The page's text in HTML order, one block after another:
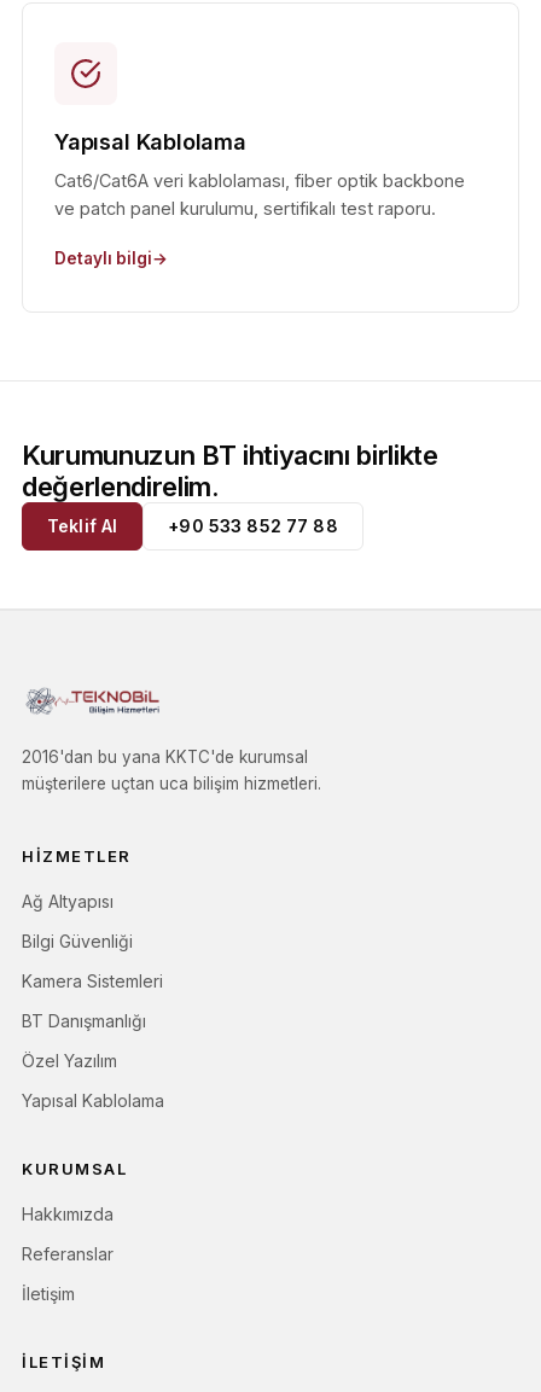
Yapısal Kablolama
Cat6/Cat6A veri kablolaması, fiber optik backbone
ve patch panel kurulumu, sertifikalı test raporu.
Detaylı bilgi
Kurumunuzun BT ihtiyacını birlikte
değerlendirelim.
Teklif Al +90 533 852 77 88
2016'dan bu yana KKTC'de kurumsal
müşterilere uçtan uca bilişim hizmetleri.
HIZMETLER
Ağ Altyapısı
Bilgi Güvenliği
Kamera Sistemleri
BT Danışmanlığı
Özel Yazılım
Yapısal Kablolama
KURUMSAL
Hakkımızda
Referanslar
İletişim
İLETIŞIM